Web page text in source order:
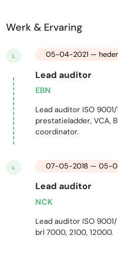
Werk & Ervaring
L 05-04-2021 —
Lead auditor
EBN
Lead auditor ISO
prestatieladder, VCA,
coordinator.
L 07-05-2018 — 05-
Lead auditor
NCK
Lead auditor ISO
brl 7000, 2100, 12000.